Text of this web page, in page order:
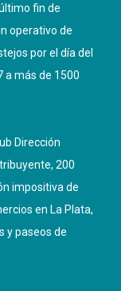
fin de
operativo de
por el día del
a más de 1500
Dirección
200
impositiva de
en La Plata,
y paseos de